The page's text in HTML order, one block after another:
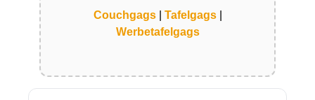
Couchgags| Tafelgags|
Werbetafelgags